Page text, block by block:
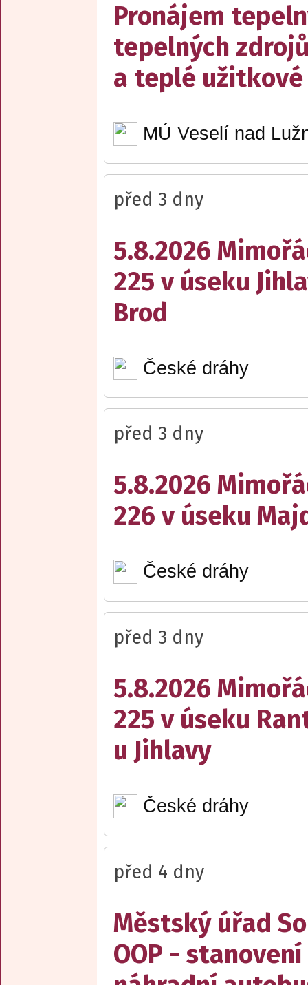
Pronájem
tepelných
a teplé užitkové
MÚ Veselí nad
před 3 dny
5.8.2026
225 v úseku
Brod
České dráhy
před 3 dny
5.8.2026
226 v úseku
České dráhy
před 3 dny
5.8.2026
225 v úseku
u Jihlavy
České dráhy
před 4 dny
Městský úřad
OOP -